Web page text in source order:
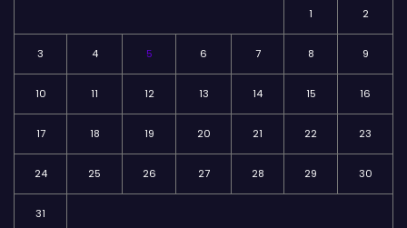
1 2
3 4 5 6 7 8 9
10 11 12 13 14 15 16
17 18 19 20 21 22 23
24 25 26 27 28 29 30
31